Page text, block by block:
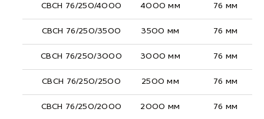
СВСН 76/250/4000 4000 мм 76 мм
СВСН 76/250/3500 3500 мм 76 мм
СВСН 76/250/3000 3000 мм 76 мм
СВСН 76/250/2500 2500 мм 76 мм
СВСН 76/250/2000 2000 мм 76 мм